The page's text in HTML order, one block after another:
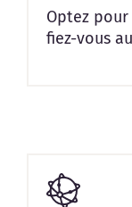
Optez
fiez-vous